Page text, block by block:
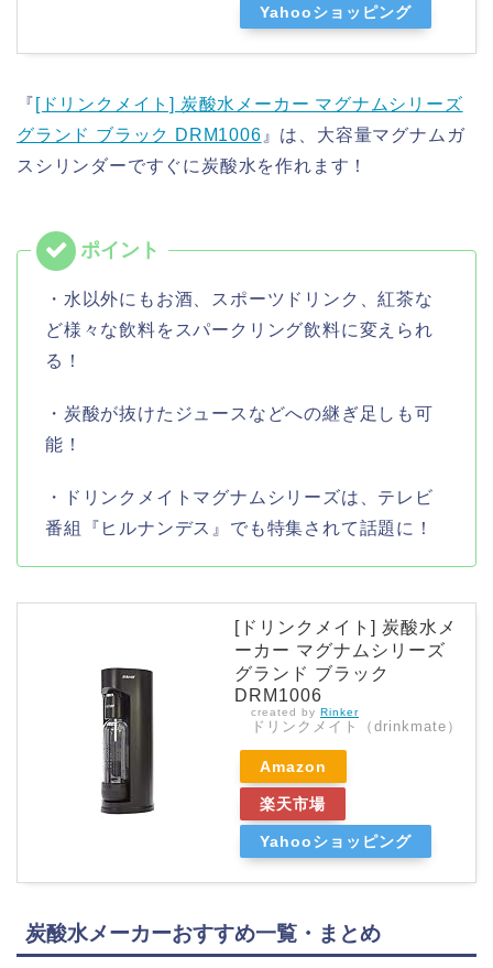
Yahooショッピング
『 [ドリンクメイト] 炭酸水メーカー マグナムシリーズ
グランド ブラック DRM1006 』は、大容量マグナムガ
スシリンダーですぐに炭酸水を作れます！
・水以外にもお酒、スポーツドリンク、紅茶な
ど様々な飲料をスパークリング飲料に変えられ
る！
・炭酸が抜けたジュースなどへの継ぎ足しも可
能！
・ドリンクメイトマグナムシリーズは、テレビ
番組『ヒルナンデス』でも特集されて話題に！
[ドリンクメイト] 炭酸水メ
ーカー マグナムシリーズ
グランド ブラック
DRM1006
created by Rinker
ドリンクメイト（drinkmate）
Amazon
楽天市場
Yahooショッピング
炭酸水メーカーおすすめ一覧・まとめ